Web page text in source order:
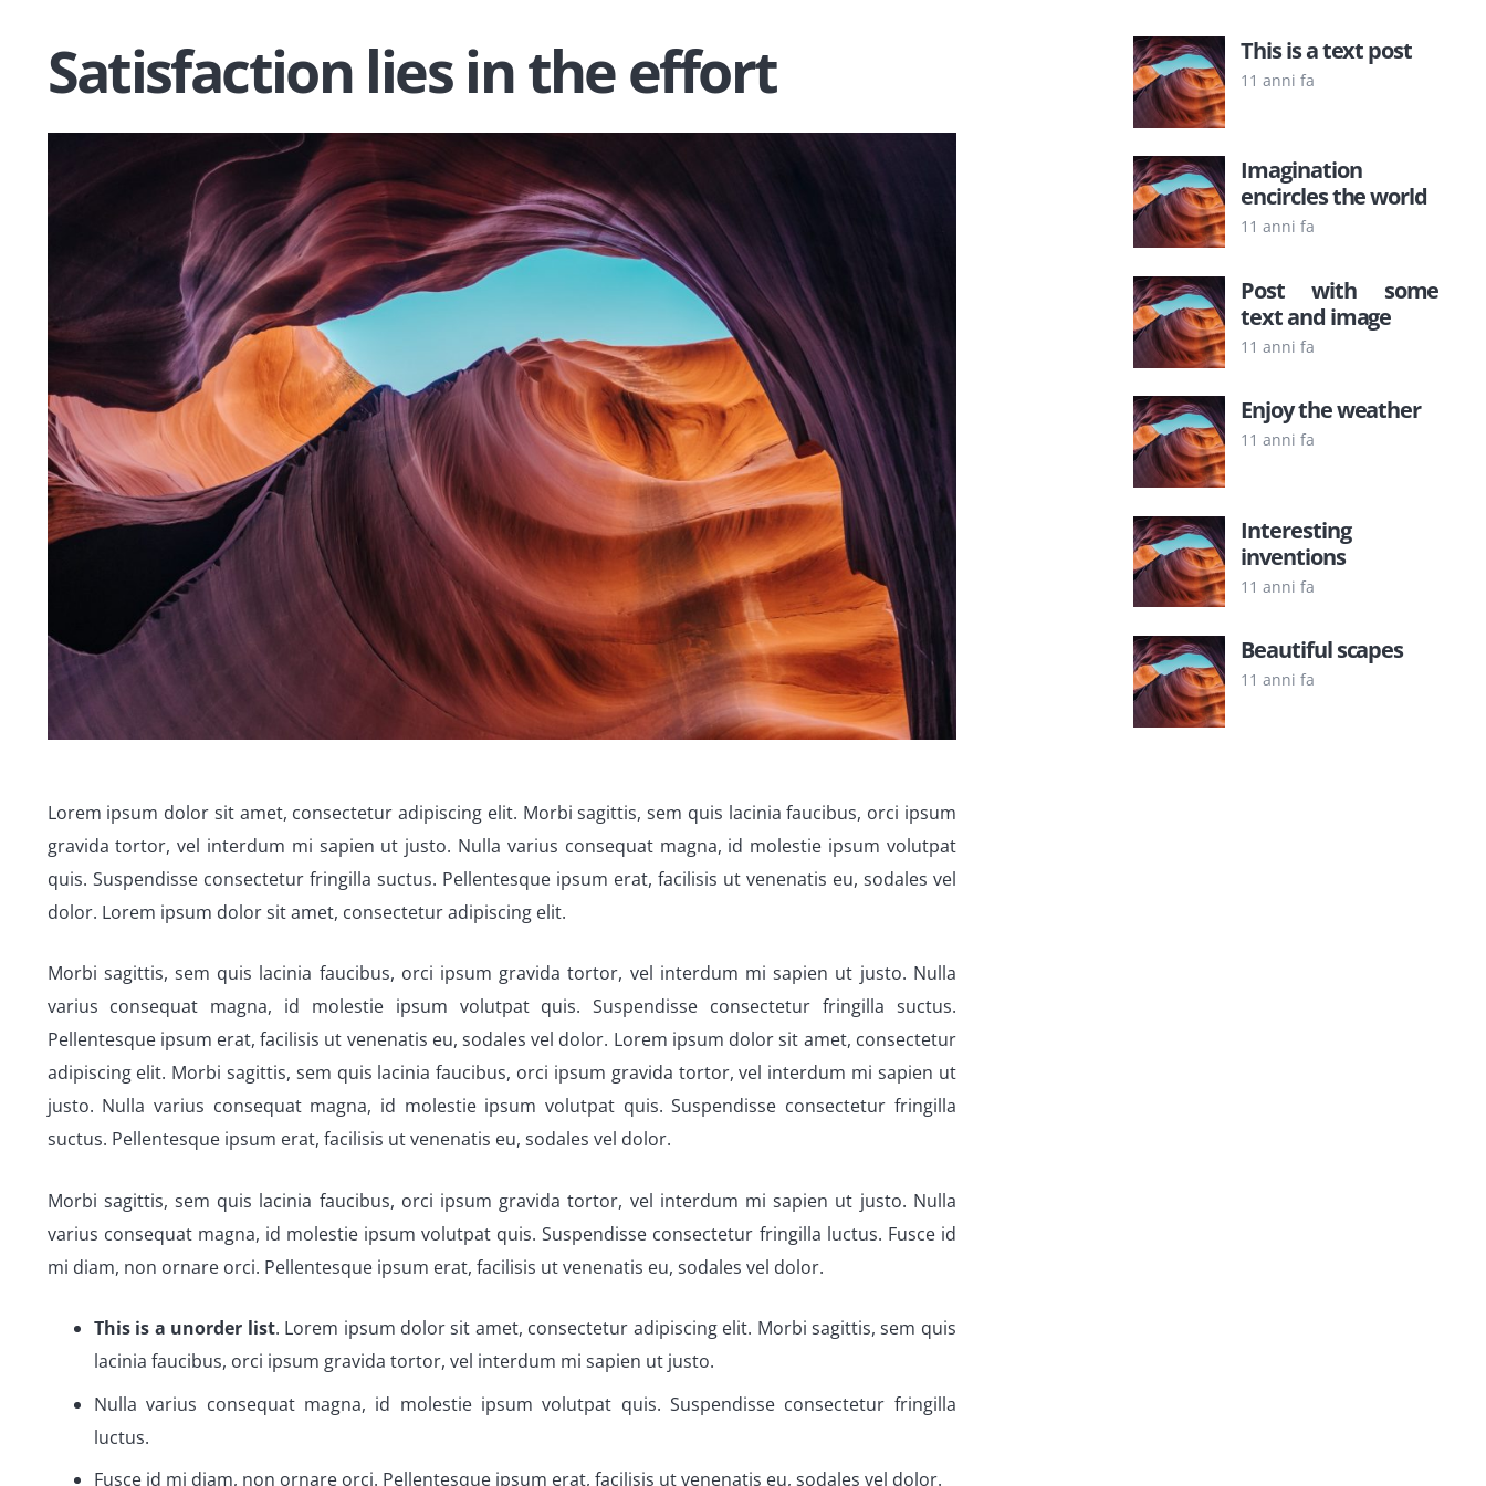
Satisfaction lies in the effort
Lorem ipsum dolor sit amet, consectetur adipiscing elit. Morbi sagittis, sem quis lacinia faucibus, orci ipsum
gravida tortor, vel interdum mi sapien ut justo. Nulla varius consequat magna, id molestie ipsum volutpat
quis. Suspendisse consectetur fringilla suctus. Pellentesque ipsum erat, facilisis ut venenatis eu, sodales vel
dolor. Lorem ipsum dolor sit amet, consectetur adipiscing elit.
Morbi sagittis, sem quis lacinia faucibus, orci ipsum gravida tortor, vel interdum mi sapien ut justo. Nulla
varius consequat magna, id molestie ipsum volutpat quis. Suspendisse consectetur fringilla suctus.
Pellentesque ipsum erat, facilisis ut venenatis eu, sodales vel dolor. Lorem ipsum dolor sit amet, consectetur
adipiscing elit. Morbi sagittis, sem quis lacinia faucibus, orci ipsum gravida tortor, vel interdum mi sapien ut
justo. Nulla varius consequat magna, id molestie ipsum volutpat quis. Suspendisse consectetur fringilla
suctus. Pellentesque ipsum erat, facilisis ut venenatis eu, sodales vel dolor.
Morbi sagittis, sem quis lacinia faucibus, orci ipsum gravida tortor, vel interdum mi sapien ut justo. Nulla
varius consequat magna, id molestie ipsum volutpat quis. Suspendisse consectetur fringilla luctus. Fusce id
mi diam, non ornare orci. Pellentesque ipsum erat, facilisis ut venenatis eu, sodales vel dolor.
This is a unorder list. Lorem ipsum dolor sit amet, consectetur adipiscing elit. Morbi sagittis, sem quis
lacinia faucibus, orci ipsum gravida tortor, vel interdum mi sapien ut justo.
Nulla varius consequat magna, id molestie ipsum volutpat quis. Suspendisse consectetur fringilla
luctus.
Fusce id mi diam, non ornare orci. Pellentesque ipsum erat, facilisis ut venenatis eu, sodales vel dolor.
This is a text post
11 anni fa
Imagination
encircles the world
11 anni fa
Post with some
text and image
11 anni fa
Enjoy the weather
11 anni fa
Interesting
inventions
11 anni fa
Beautiful scapes
11 anni fa